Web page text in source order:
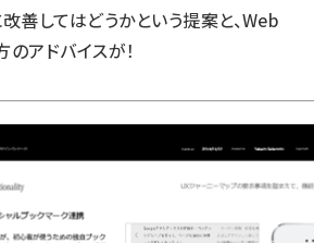
改善してはどうかという提案と、Web
アドバイスが！